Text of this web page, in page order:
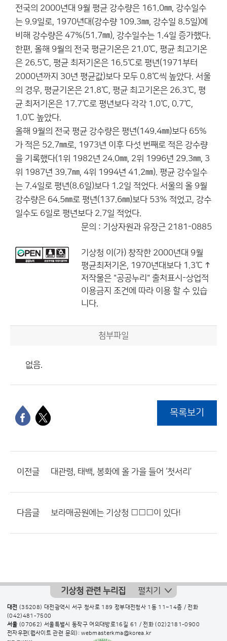
전국의 2000년대 9월 평균 강수량은 161.0㎜, 강수일수
는 9.9일로, 1970년대(강수량 109.3㎜, 강수일 8.5일)에
비해 강수량은 47%(51.7㎜), 강수일수는 1.4일 증가했다.
한편, 올해 9월의 전국 평균기온은 21.0℃, 평균 최고기온
은 26.5℃, 평균 최저기온은 16.5℃로 평년(1971부터
2000년까지 30년 평균값)보다 모두 0.8℃씩 높았다. 서울
의 경우, 평균기온은 21.8℃, 평균 최고기온은 26.3℃, 평
균 최저기온은 17.7℃로 평년보다 각각 1.0℃, 0.7℃,
1.0℃ 높았다.
올해 9월의 전국 평균 강수량은 평년(149.4㎜)보다 65%
가 적은 52.7㎜로, 1973년 이후 다섯 번째로 적은 강수량
을 기록했다(1위 1982년 24.0㎜, 2위 1996년 29.3㎜, 3
위 1987년 39.7㎜, 4위 1994년 41.2㎜). 평균 강수일수
는 7.4일로 평년(8.6일)보다 1.2일 적었다. 서울의 올 9월
강수량은 64.5㎜로 평년(137.6㎜)보다 53% 적었고, 강수
일수도 6일로 평년보다 2.7일 적었다.
문의 : 기상자원과 유장근 2181-0885
기상청 이(가) 창작한 2000년대 9월
평균최저기온, 1970년대보다 1.3℃ ↑
저작물은 "공공누리" 출처표시-상업적
이용금지 조건에 따라 이용 할 수 있습
니다.
첨부파일
없음.
목록보기
이전글 대관령, 태백, 봉화에 올 가을 들어 ‘첫서리’
다음글 보라매공원에는 기상청 □□□이 있다!
기상청 관련 누리집 펼치기
대전 (35208) 대전광역시 서구 청사로 189 정부대전청사 1동 11~14층 / 전화
(042)481-7500
서울 (07062) 서울특별시 동작구 여의대방로16길 61 / 전화(02)2181-0900
전자우편(웹사이트 관련 문의): webmasterkma@korea.kr